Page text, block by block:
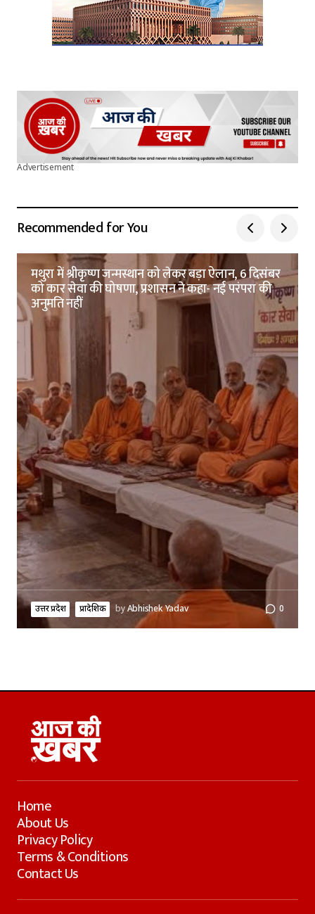
Advertisement
Recommended for You
मथुरा में श्रीकृष्ण जन्मस्थान को लेकर बड़ा ऐलान, 6 दिसंबर
को कार सेवा की घोषणा, प्रशासन ने कहा- नई परंपरा की
अनुमति नहीं
उत्तर प्रदेश प्रादेशिक byAbhishek Yadav 0
Home
About Us
Privacy Policy
Terms & Conditions
Contact Us